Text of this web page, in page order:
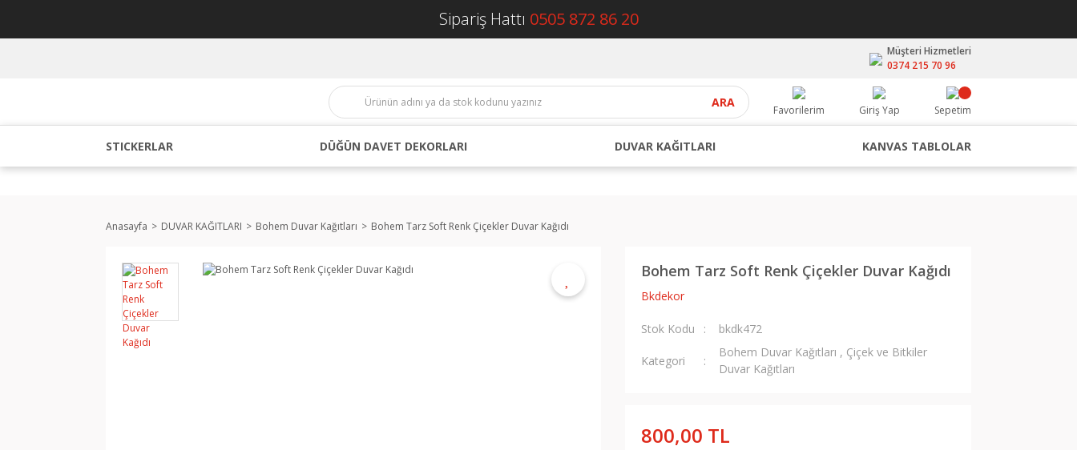
Sipariş Hattı 0505 872 86 20
Müşteri Hizmetleri
0374 215 70 96
ARA
Favorilerim Giriş Yap Sepetim
STICKERLAR DÜĞÜN DAVET DEKORLARI DUVAR KAĞITLARI KANVAS TABLOLAR
Anasayfa DUVAR KAĞITLARI Bohem Duvar Kağıtları Bohem Tarz Soft Renk Çiçekler Duvar Kağıdı
Bohem Tarz Soft Renk Çiçekler Duvar Kağıdı
Bkdekor
Stok Kodu bkdk472
Kategori
Bohem Duvar Kağıtları , Çiçek ve Bitkiler
Duvar Kağıtları
800,00 TL